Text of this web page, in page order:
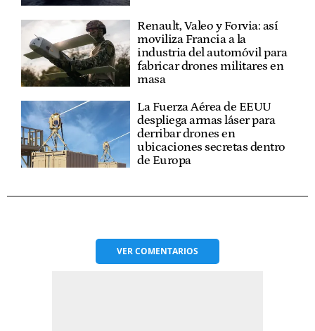
Renault, Valeo y Forvia: así
moviliza Francia a la
industria del automóvil para
fabricar drones militares en
masa
La Fuerza Aérea de EEUU
despliega armas láser para
derribar drones en
ubicaciones secretas dentro
de Europa
VERCOMENTARIOS